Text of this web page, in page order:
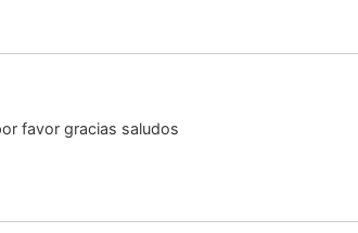
favor gracias saludos